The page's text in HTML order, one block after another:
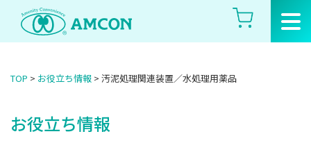
Skip
the
TOP > お役立ち情報 > 汚泥処理関連装置／水処理用薬品
お役立ち情報